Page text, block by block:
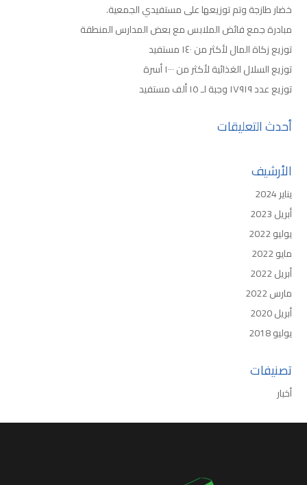
خضار طازجة وتم توزيعها على مستفيدي الجمعية.
مبادرة جمع فائض الملابس مع بعض المدارس المنطقة
توزيع زكاة المال لأكثر من ١٤٠ مستفيد
توزيع السلال الغذائية لأكثر من ١٠٠٠ أسرة
توزيع عدد ١٧٩١٩ وجبة لـ ١٥ ألف مستفيد
أحدث التعليقات
الأرشيف
يناير 2024
أبريل 2023
يوليو 2022
مايو 2022
أبريل 2022
مارس 2022
أبريل 2020
يوليو 2018
تصنيفات
أخبار